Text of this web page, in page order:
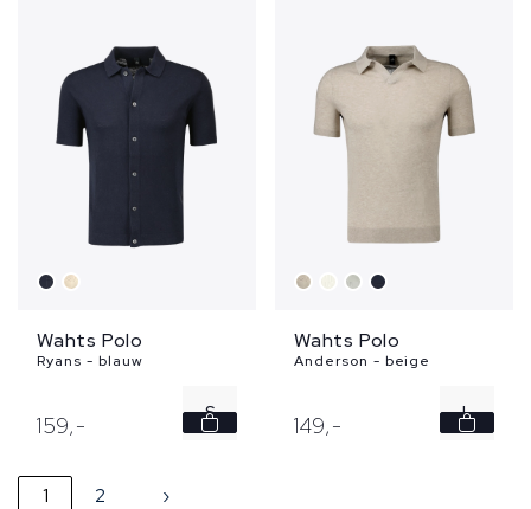
Wahts Polo
Ryans - blauw
159,- S
Wahts Polo
Anderson - beige
149,- L
1 2 ›